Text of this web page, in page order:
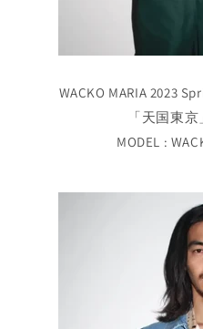
WACKO MARIA 2023
「天国東
MODEL :